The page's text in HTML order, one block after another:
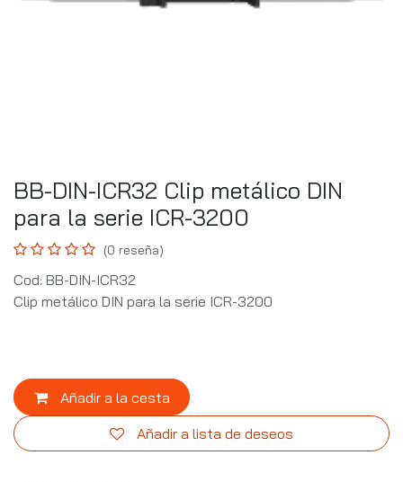
BB-DIN-ICR32 Clip metálico DIN
para la serie ICR-3200
(0 reseña)
Cod: BB-DIN-ICR32
Clip metálico DIN para la serie ICR-3200
Añadir a la cesta
Añadir a lista de deseos